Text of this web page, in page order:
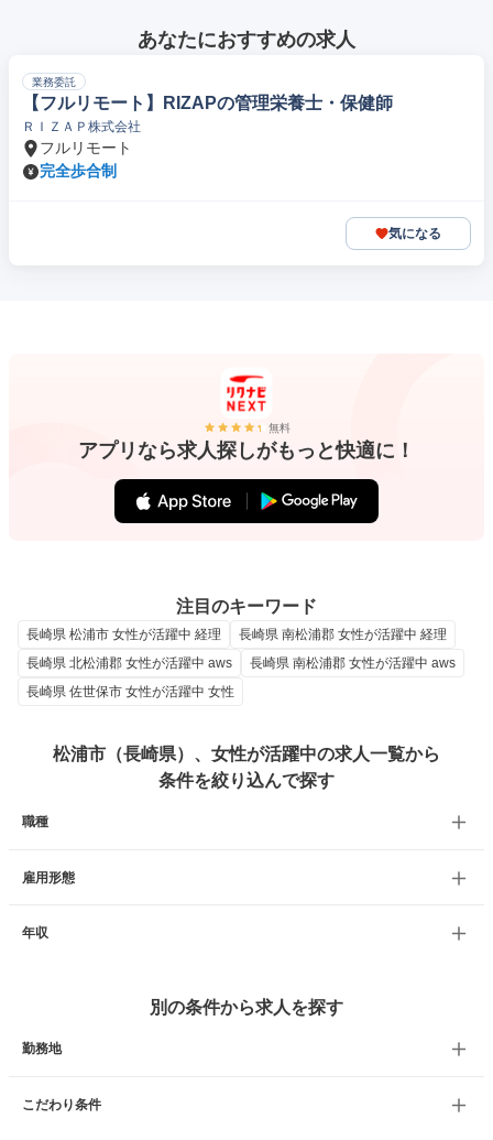
あなたにおすすめの求人
業務委託
【フルリモート】RIZAPの管理栄養士・保健師
ＲＩＺＡＰ株式会社
フルリモート
完全歩合制
気になる
無料
アプリなら求人探しがもっと快適に！
注目のキーワード
長崎県 松浦市 女性が活躍中 経理
長崎県 南松浦郡 女性が活躍中 経理
長崎県 北松浦郡 女性が活躍中 aws
長崎県 南松浦郡 女性が活躍中 aws
長崎県 佐世保市 女性が活躍中 女性
松浦市（長崎県）、女性が活躍中の求人一覧から
条件を絞り込んで探す
職種
雇用形態
年収
別の条件から求人を探す
勤務地
こだわり条件